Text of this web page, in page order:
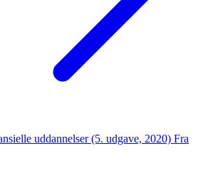
uddannelser (5. udgave, 2020) Fra